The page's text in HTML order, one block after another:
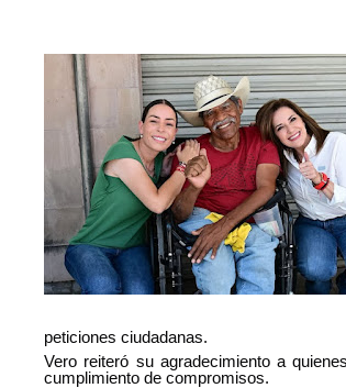
peticiones ciudadanas.
Vero reiteró su agradecimiento a
cumplimiento de compromisos.